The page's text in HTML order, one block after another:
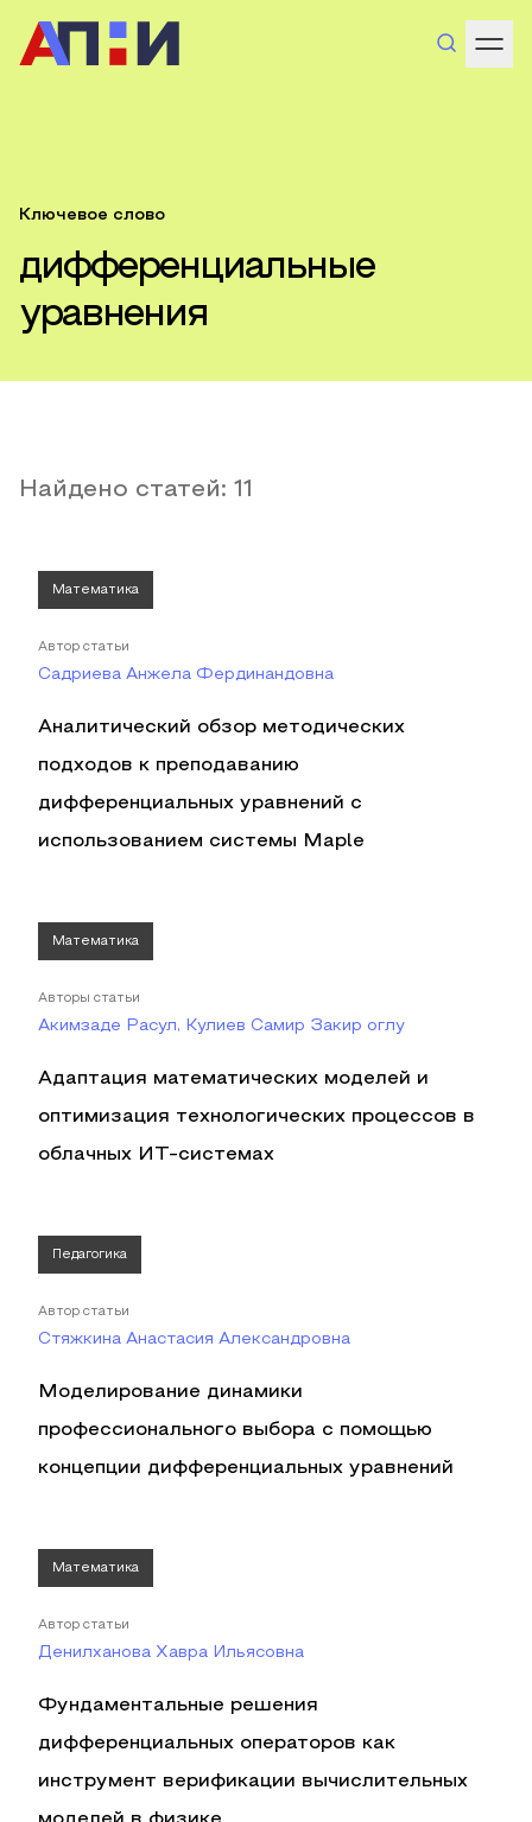
Ключевое слово
дифференциальные
уравнения
Найдено статей: 11
Математика
Автор статьи
Садриева Анжела Фердинандовна
Аналитический обзор методических
подходов к преподаванию
дифференциальных уравнений с
использованием системы Maple
Математика
Авторы статьи
Акимзаде Расул, Кулиев Самир Закир оглу
Адаптация математических моделей и
оптимизация технологических процессов в
облачных ИТ-системах
Педагогика
Автор статьи
Стяжкина Анастасия Александровна
Моделирование динамики
профессионального выбора с помощью
концепции дифференциальных уравнений
Математика
Автор статьи
Денилханова Хавра Ильясовна
Фундаментальные решения
дифференциальных операторов как
инструмент верификации вычислительных